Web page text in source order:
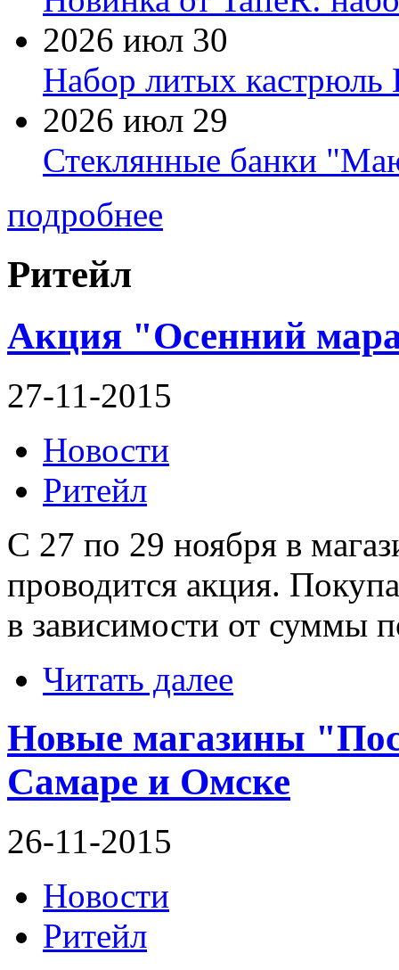
2026 июл 30
Набор литых кастрюль
2026 июл 29
Стеклянные банки
подробнее
Ритейл
Акция "Осенний
27-11-2015
Новости
Ритейл
С 27 по 29 ноября в
проводится акция.
в зависимости от суммы
Читать далее
Новые магазины
Самаре и Омске
26-11-2015
Новости
Ритейл